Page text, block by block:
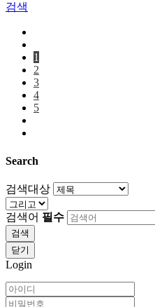
검색
1
2
3
4
5
Search
검색대상
검색어 필수
검색
닫기
Login